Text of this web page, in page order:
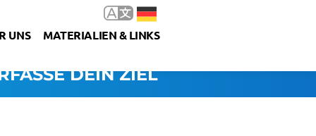
UNS MATERIALIEN & LINKS
DEIN ZIEL